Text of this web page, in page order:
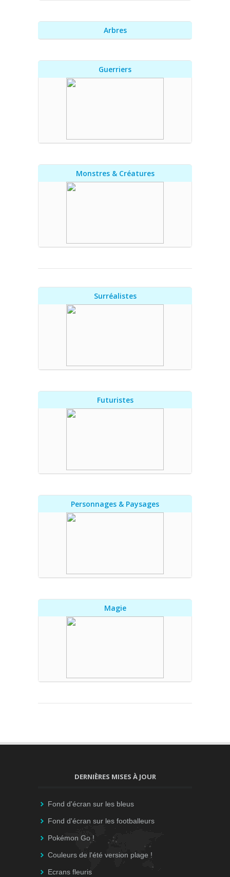
Arbres
Guerriers
Monstres & Créatures
Surréalistes
Futuristes
Personnages & Paysages
Magie
DERNIÈRES MISES À JOUR
Fond d'écran sur les bleus
Fond d'écran sur les footballeurs
Pokémon Go !
Couleurs de l'été version plage !
Ecrans fleuris